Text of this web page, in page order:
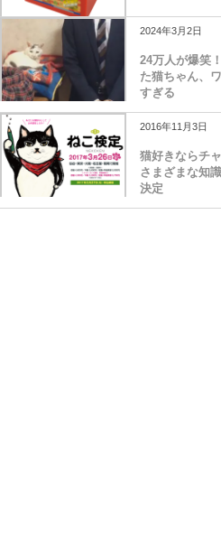
2024年3月2日
24万人が爆笑
た猫ちゃん、
すぎる
2016年11月3日
猫好きならチ
さまざまな知
決定